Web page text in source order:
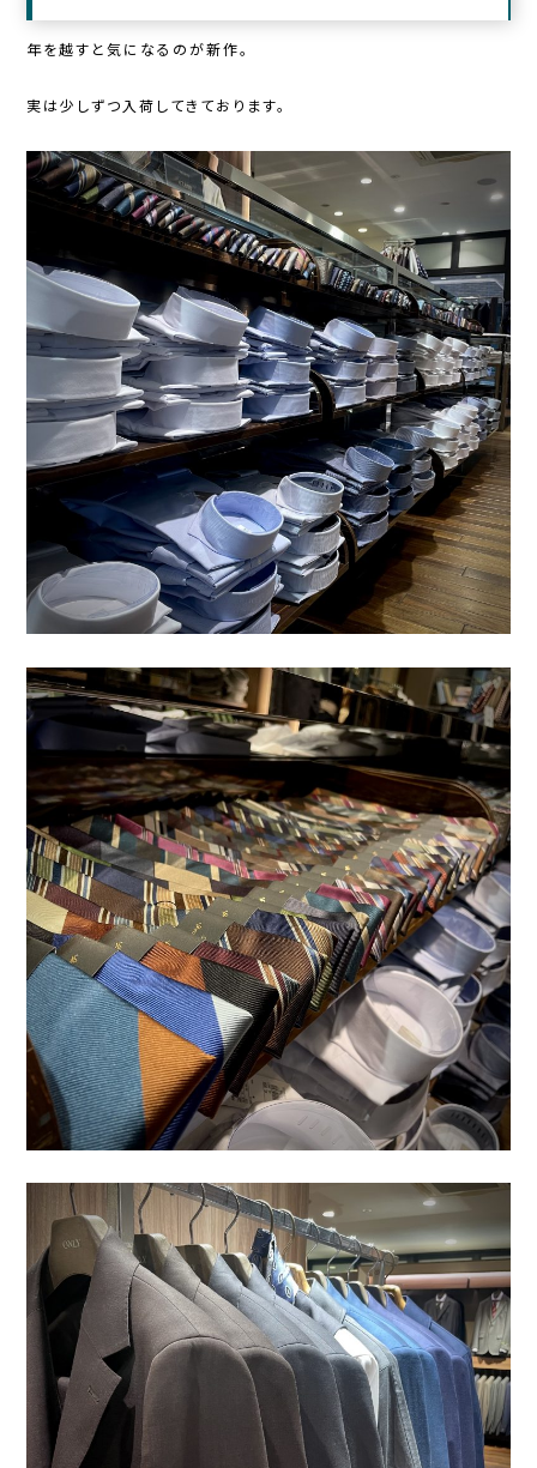
年を越すと気になるのが新作。
実は少しずつ入荷してきております。